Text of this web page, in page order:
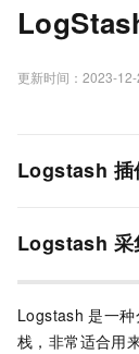
更新时间： 2023-
Logstash 插
Logstash 采
Logstash 是一
栈，非常适合用